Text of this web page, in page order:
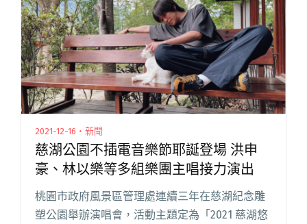
下來陪我〉 MV致敬多部周星馳經典電影"
2021-12-16・新聞
慈湖公園不插電音樂節耶誕登場 洪申
豪、林以樂等多組樂團主唱接力演出
桃園市政府風景區管理處連續三年在慈湖紀念雕
塑公園舉辦演唱會，活動主題定為「2021 慈湖悠